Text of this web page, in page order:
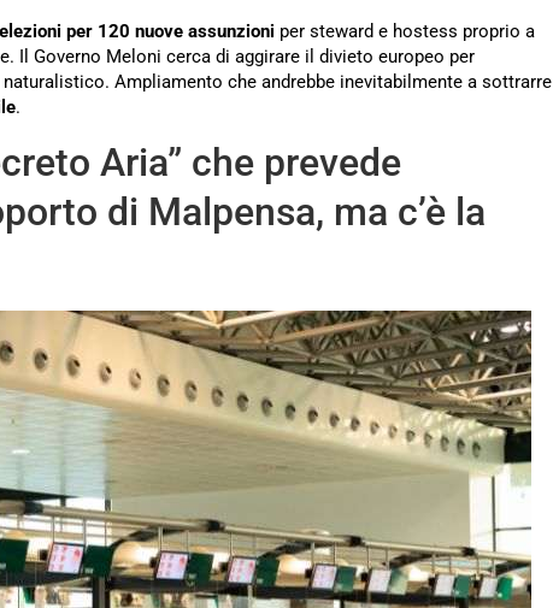
per 120 nuove assunzioni per steward e hostess proprio a
Il Governo Meloni cerca di aggirare il divieto europeo per
Ampliamento che andrebbe inevitabilmente a sottrarre
.
Aria” che prevede
di Malpensa, ma c’è la